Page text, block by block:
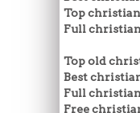
Top
Full
Top old
Best
Full
Free